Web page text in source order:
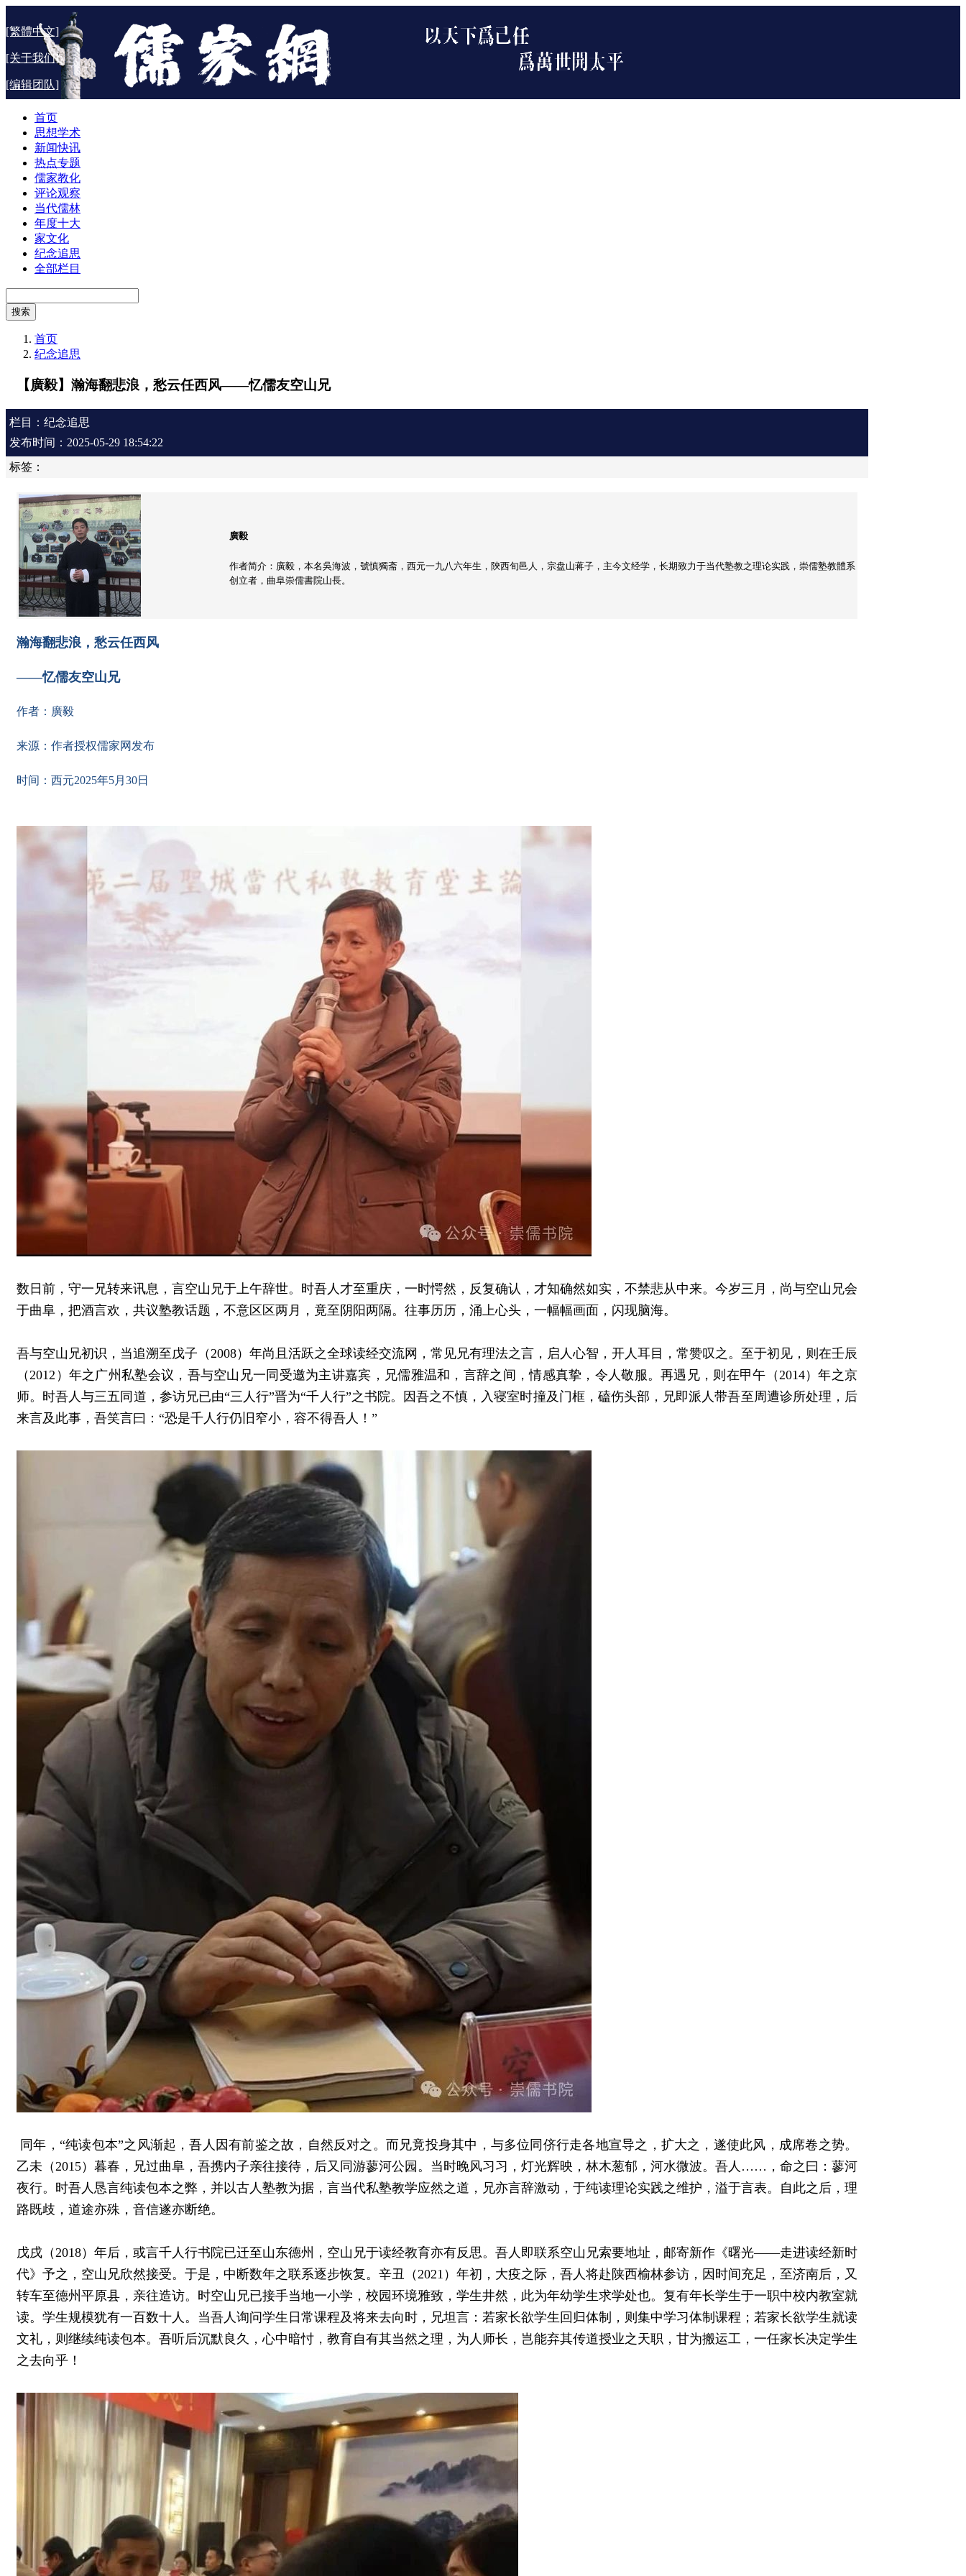
[繁體中文]
[关于我们]
[编辑团队]
首页
思想学术
新闻快讯
热点专题
儒家教化
评论观察
当代儒林
年度十大
家文化
纪念追思
全部栏目
搜索
首页
纪念追思
【廣毅】瀚海翻悲浪，愁云任西风——忆儒友空山兄
栏目：纪念追思
发布时间：2025-05-29 18:54:22
标签：
廣毅
作者简介：廣毅，本名吳海波，號慎獨斋，西元一九八六年生，陝西旬邑人，宗盘山蒋子，主今文经学，长期致力于当代塾教之理论实践，崇儒塾教體系
创立者，曲阜崇儒書院山長。
瀚海翻悲浪，愁云任西风
——忆儒友空山兄
作者：廣毅
来源：作者授权儒家网发布
时间：西元2025年5月30日
数日前，守一兄转来讯息，言空山兄于上午辞世。时吾人才至重庆，一时愕然，反复确认，才知确然如实，不禁悲从中来。今岁三月，尚与空山兄会
于曲阜，把酒言欢，共议塾教话题，不意区区两月，竟至阴阳两隔。往事历历，涌上心头，一幅幅画面，闪现脑海。
吾与空山兄初识，当追溯至戊子（2008）年尚且活跃之全球读经交流网，常见兄有理法之言，启人心智，开人耳目，常赞叹之。至于初见，则在壬辰
（2012）年之广州私塾会议，吾与空山兄一同受邀为主讲嘉宾，兄儒雅温和，言辞之间，情感真挚，令人敬服。再遇兄，则在甲午（2014）年之京
师。时吾人与三五同道，参访兄已由“三人行”晋为“千人行”之书院。因吾之不慎，入寝室时撞及门框，磕伤头部，兄即派人带吾至周遭诊所处理，后
来言及此事，吾笑言曰：“恐是千人行仍旧窄小，容不得吾人！”
同年，“纯读包本”之风渐起，吾人因有前鉴之故，自然反对之。而兄竟投身其中，与多位同侪行走各地宣导之，扩大之，遂使此风，成席卷之势。
乙未（2015）暮春，兄过曲阜，吾携内子亲往接待，后又同游蓼河公园。当时晚风习习，灯光辉映，林木葱郁，河水微波。吾人……，命之曰：蓼河
夜行。时吾人恳言纯读包本之弊，并以古人塾教为据，言当代私塾教学应然之道，兄亦言辞激动，于纯读理论实践之维护，溢于言表。自此之后，理
路既歧，道途亦殊，音信遂亦断绝。
戊戌（2018）年后，或言千人行书院已迁至山东德州，空山兄于读经教育亦有反思。吾人即联系空山兄索要地址，邮寄新作《曙光——走进读经新时
代》予之，空山兄欣然接受。于是，中断数年之联系逐步恢复。辛丑（2021）年初，大疫之际，吾人将赴陕西榆林参访，因时间充足，至济南后，又
转车至德州平原县，亲往造访。时空山兄已接手当地一小学，校园环境雅致，学生井然，此为年幼学生求学处也。复有年长学生于一职中校内教室就
读。学生规模犹有一百数十人。当吾人询问学生日常课程及将来去向时，兄坦言：若家长欲学生回归体制，则集中学习体制课程；若家长欲学生就读
文礼，则继续纯读包本。吾听后沉默良久，心中暗忖，教育自有其当然之理，为人师长，岂能弃其传道授业之天职，甘为搬运工，一任家长决定学生
之去向乎！